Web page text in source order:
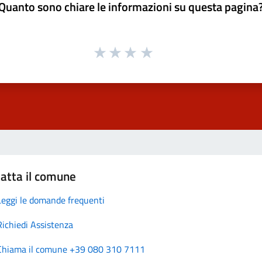
sono chiare le informazioni su questa
il comune
le domande frequenti
Assistenza
il comune +39 080 310 7111